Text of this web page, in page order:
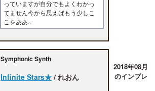
っていますが自分でもよくわかっ
てません今から思えばもう少しこ
こをああ..
Symphonic Synth
Infinite Stars★ / れおん
2018年08月
のインプレ